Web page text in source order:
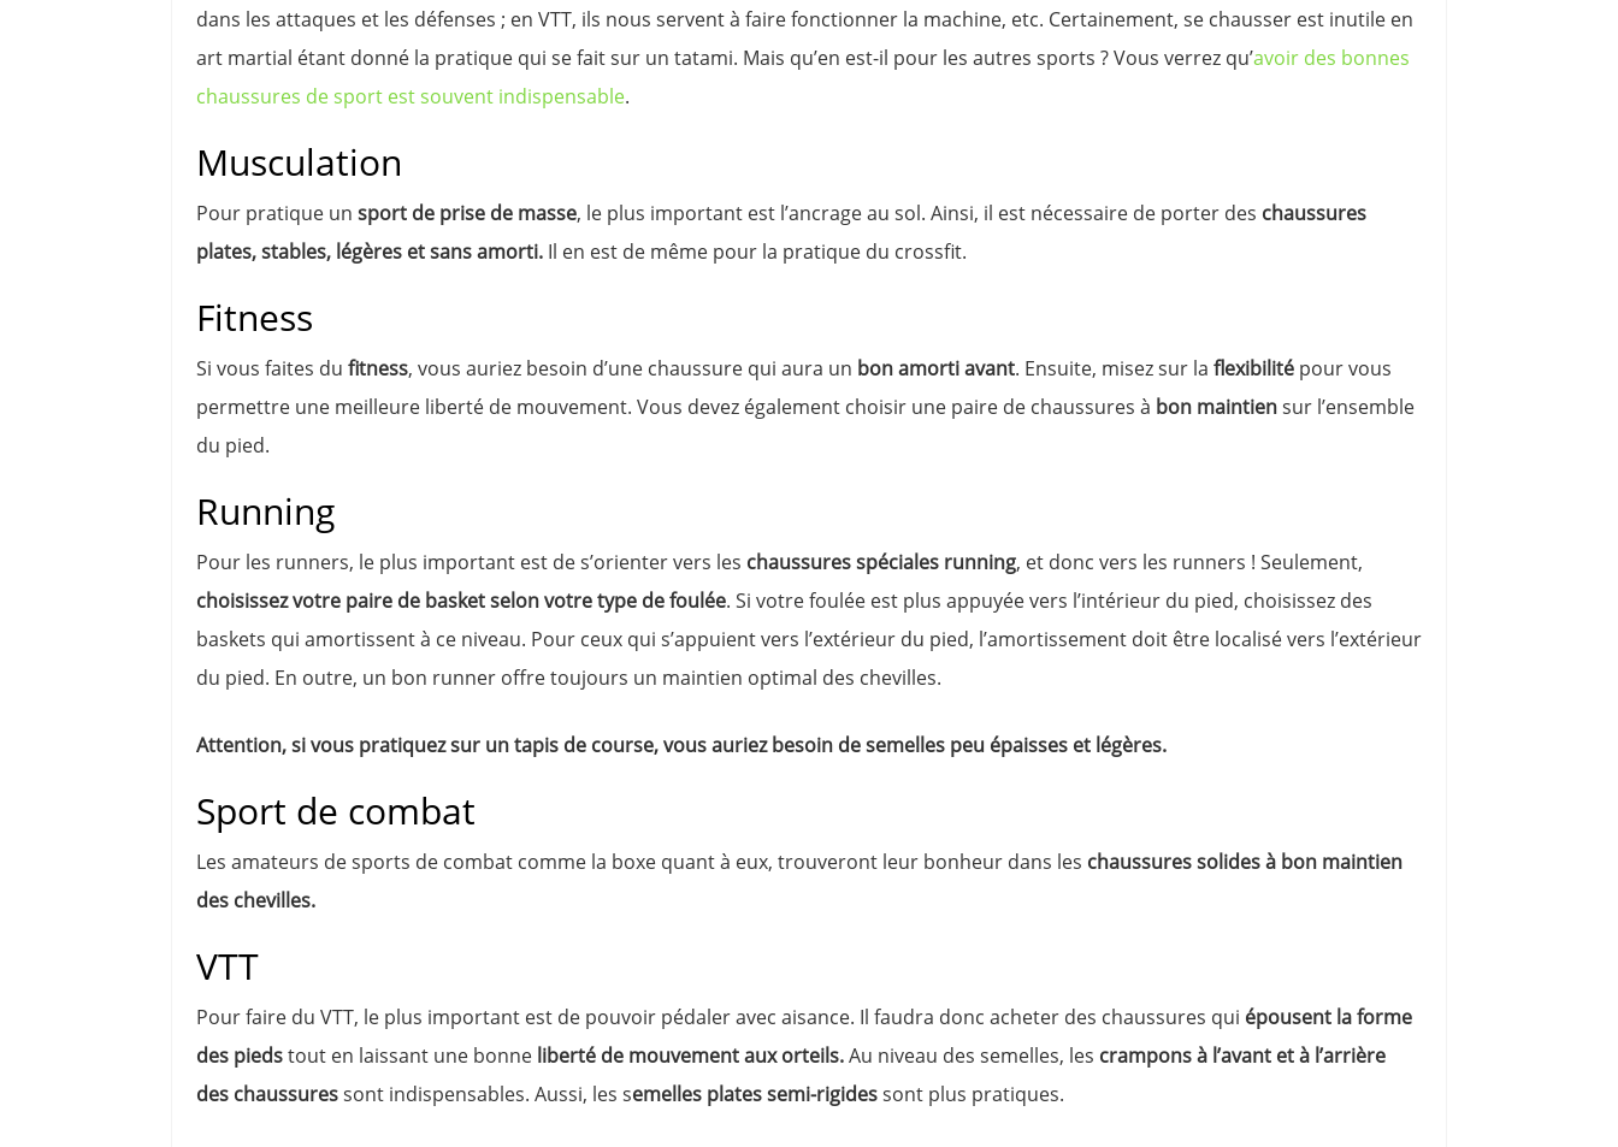
dans les attaques et les défenses ; en VTT, ils nous servent à faire fonctionner la machine, etc. Certainement, se chausser est inutile en
art martial étant donné la pratique qui se fait sur un tatami. Mais qu’en est-il pour les autres sports ? Vous verrez qu’avoir des bonnes
chaussures de sport est souvent indispensable.
Musculation
Pour pratique un sport de prise de masse, le plus important est l’ancrage au sol. Ainsi, il est nécessaire de porter des chaussures
plates, stables, légères et sans amorti. Il en est de même pour la pratique du crossfit.
Fitness
Si vous faites du fitness, vous auriez besoin d’une chaussure qui aura un bon amorti avant. Ensuite, misez sur la flexibilité pour vous
permettre une meilleure liberté de mouvement. Vous devez également choisir une paire de chaussures à bon maintiensur l’ensemble
du pied.
Running
Pour les runners, le plus important est de s’orienter vers les chaussures spéciales running, et donc vers les runners ! Seulement,
choisissez votre paire de basket selon votre type de foulée. Si votre foulée est plus appuyée vers l’intérieur du pied, choisissez des
baskets qui amortissent à ce niveau. Pour ceux qui s’appuient vers l’extérieur du pied, l’amortissement doit être localisé vers l’extérieur
du pied. En outre, un bon runner offre toujours un maintien optimal des chevilles.
Attention, si vous pratiquez sur un tapis de course, vous auriez besoin de semelles peu épaisses et légères.
Sport de combat
Les amateurs de sports de combat comme la boxe quant à eux, trouveront leur bonheur dans les chaussures solides à bon maintien
des chevilles.
VTT
Pour faire du VTT, le plus important est de pouvoir pédaler avec aisance. Il faudra donc acheter des chaussures qui épousent la forme
des piedstout en laissant une bonne liberté de mouvement aux orteils.Au niveau des semelles, les crampons à l’avant et à l’arrière
des chaussuressont indispensables. Aussi, les semelles plates semi-rigidessont plus pratiques.